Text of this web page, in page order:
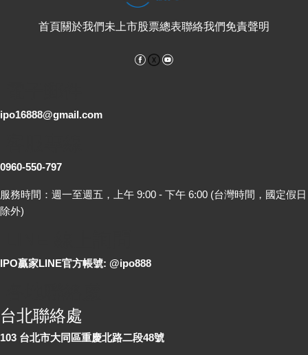
首頁關於我們未上市股票總表聯絡我們免責聲明
Facebook
ipo16888@gmail.com
0960-550-797
服務時間：週一至週五，上午 9:00 - 下午 6:00 (台灣時間，國定假日
除外)
IPO贏家LINE官方帳號: @ipo888
台北聯絡處
103 台北市大同區重慶北路二段48號